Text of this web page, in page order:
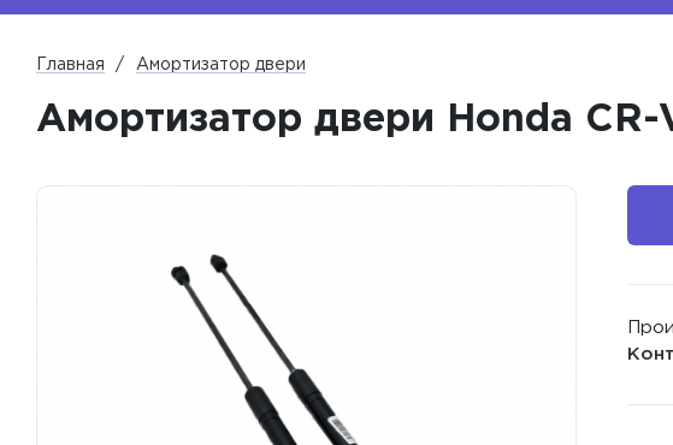
Главная Амортизатор двери
Амортизатор двери Honda CR-